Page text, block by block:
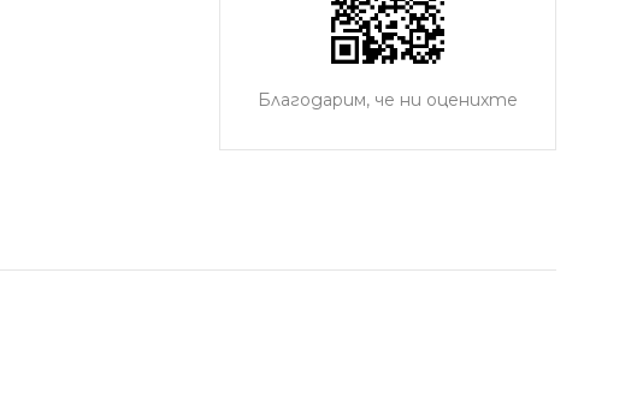
Благодарим, че ни оценихте